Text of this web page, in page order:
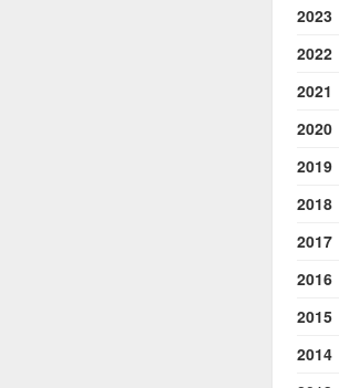
2023
2022
2021
2020
2019
2018
2017
2016
2015
2014